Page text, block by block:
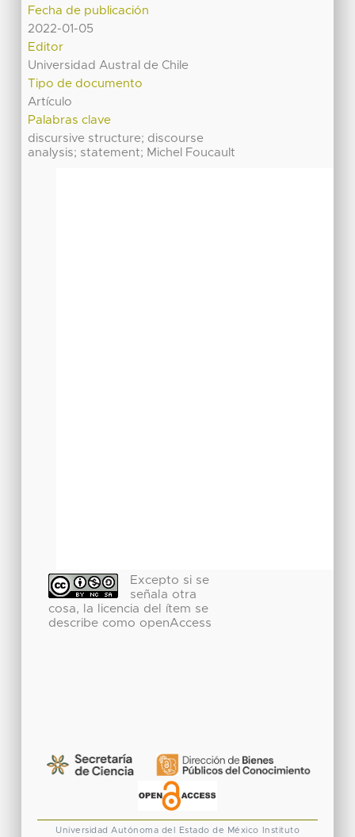
Fecha de publicación
2022-01-05
Editor
Universidad Austral de Chile
Tipo de documento
Artículo
Palabras clave
discursive structure; discourse
analysis; statement; Michel Foucault
Excepto si se
señala otra
cosa, la licencia del ítem se
describe como openAccess
Universidad Autónoma del Estado de México Instituto